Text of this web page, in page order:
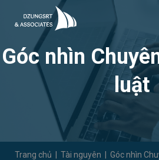
Góc nhìn
luật
Trang chủ Tài nguyên Góc nhìn